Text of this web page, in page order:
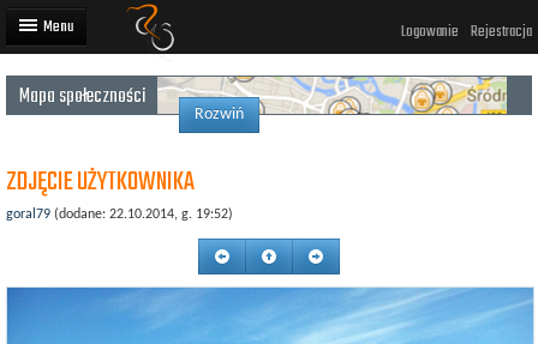
Logowanie Rejestracja
Artykuły
Wyścigi rowerowe
Dodaj
Mapa społeczności
Rozwiń
ZDJĘCIE UŻYTKOWNIKA
goral79 (dodane: 22.10.2014, g. 19:52)